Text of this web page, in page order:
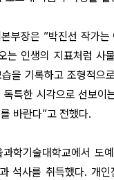
부장은 ”박진선 작가
는 인생의 지표처럼 사
을 기록하고 조형적으
특한 시각으로 선보이
바란다”고 전했다.
학기술대학교에서 도
석사를 취득했다. 개인